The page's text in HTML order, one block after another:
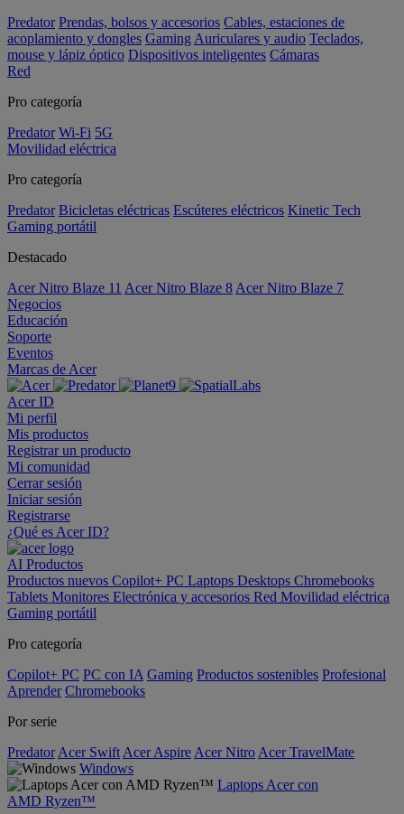
Predator Prendas, bolsos y accesorios Cables, estaciones de
acoplamiento y dongles Gaming Auriculares y audio Teclados,
mouse y lápiz óptico Dispositivos inteligentes Cámaras
Red
Pro categoría
Predator Wi-Fi 5G
Movilidad eléctrica
Pro categoría
Predator Bicicletas eléctricas Escúteres eléctricos Kinetic Tech
Gaming portátil
Destacado
Acer Nitro Blaze 11 Acer Nitro Blaze 8 Acer Nitro Blaze 7
Negocios
Educación
Soporte
Eventos
Marcas de Acer
Acer ID
Mi perfil
Mis productos
Registrar un producto
Mi comunidad
Cerrar sesión
Iniciar sesión
Registrarse
¿Qué es Acer ID?
AI Productos
Productos nuevos Copilot+ PC Laptops Desktops Chromebooks
Tablets Monitores Electrónica y accesorios Red Movilidad eléctrica
Gaming portátil
Pro categoría
Copilot+ PC PC con IA Gaming Productos sostenibles Profesional
Aprender Chromebooks
Por serie
Predator Acer Swift Acer Aspire Acer Nitro Acer TravelMate
Windows
Laptops Acer con
AMD Ryzen™